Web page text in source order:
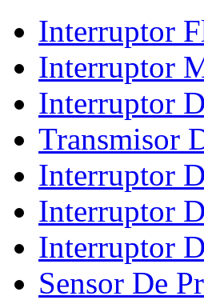
Interruptor
Interruptor
Interruptor
Transmisor
Interruptor
Interruptor
Interruptor
Sensor De